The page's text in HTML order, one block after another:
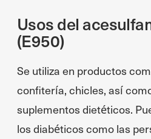
Usos del
(E950)
Se utiliza en productos
confitería, chicles, así
suplementos dietéticos.
los diabéticos como las